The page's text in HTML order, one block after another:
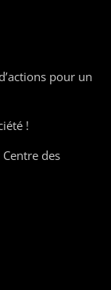
pour un
!
Centre des